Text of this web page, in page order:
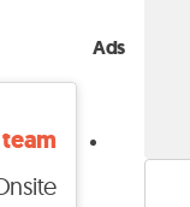
Ads